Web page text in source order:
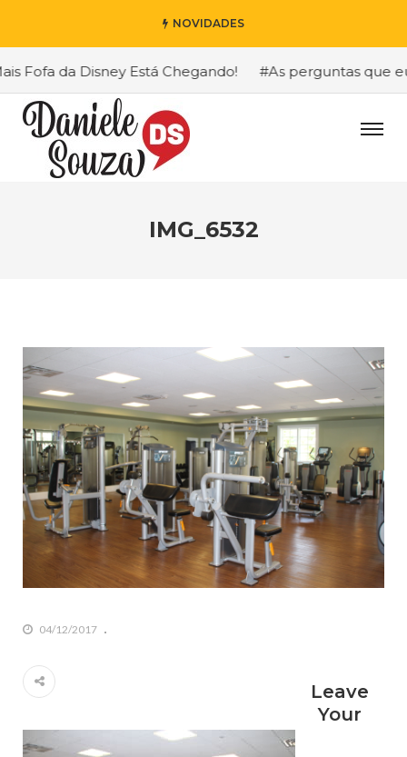
NOVIDADES
da Disney Está Chegando! #As perguntas que eu
IMG_6532
04/12/2017
Leave
Your